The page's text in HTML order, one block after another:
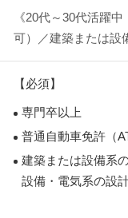
《20代～30代活躍
可）／建築または設
【必須】
専門卒以上
普通自動車免許（
建築または設備系
設備・電気系の設